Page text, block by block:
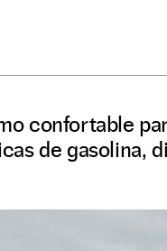
confortable
de gasolina,